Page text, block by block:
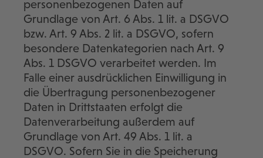
personenbezogenen Daten auf
Grundlage von Art. 6 Abs. 1 lit. a DSGVO
bzw. Art. 9 Abs. 2 lit. a DSGVO, sofern
besondere Datenkategorien nach Art. 9
Abs. 1 DSGVO verarbeitet werden. Im
Falle einer ausdrücklichen Einwilligung in
die Übertragung personenbezogener
Daten in Drittstaaten erfolgt die
Datenverarbeitung außerdem auf
Grundlage von Art. 49 Abs. 1 lit. a
DSGVO. Sofern Sie in die Speicherung